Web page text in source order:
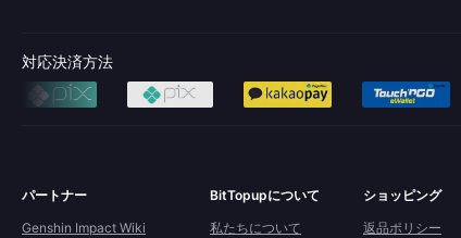
対応決済方法
パートナー
Genshin Impact Wiki
BitTopupについて
私たちについて
ショッピング
返品ポリシー